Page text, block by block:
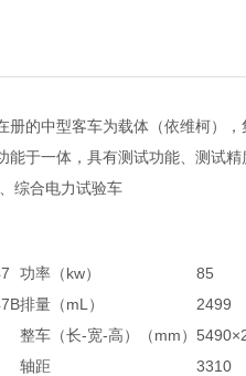
册的中型客车为载体（依维柯）
能于一体，具有测试功能、测试
综合电力试验车
功率（kw）
85
排量（mL）
2499
整车（长-宽-高）（mm）
轴距
3310